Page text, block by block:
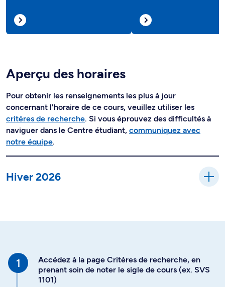
Aperçu des horaires
Pour obtenir les renseignements les plus à jour
concernant l'horaire de ce cours, veuillez utiliser les
critères de recherche. Si vous éprouvez des difficultés à
naviguer dans le Centre étudiant, communiquez avec
notre équipe.
Hiver 2026
Accédez à la page Critères de recherche, en
prenant soin de noter le sigle de cours (ex. SVS
1101)